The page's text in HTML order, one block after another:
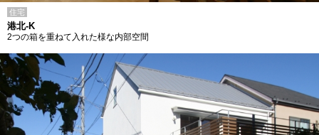
住宅
港北-K
2つの箱を重ねて入れた様な内部空間